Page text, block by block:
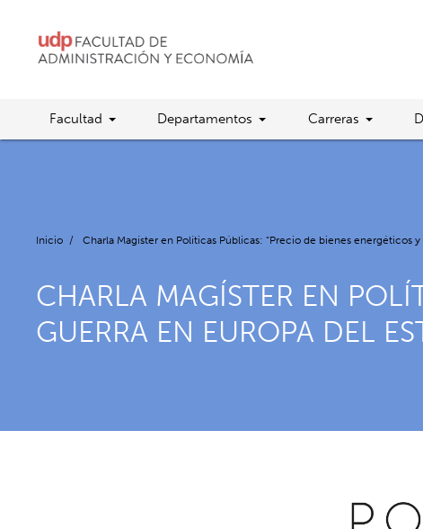
Facultad Departamentos Carreras
Inicio / Charla Magíster en Políticas Públicas: “Precio de bienes energéticos
CHARLA MAGÍSTER EN
GUERRA EN EUROPA DEL